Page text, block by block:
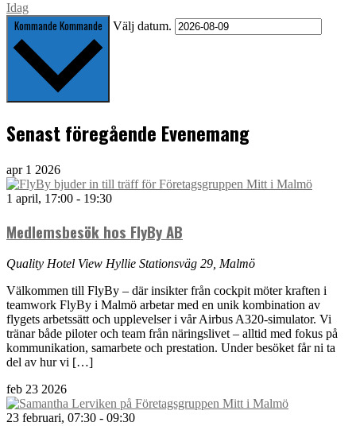
Idag
Kommande Kommande Välj datum.
Senast föregående Evenemang
apr 1 2026
1 april, 17:00 - 19:30
Medlemsbesök hos FlyBy AB
Quality Hotel View Hyllie Stationsväg 29, Malmö
Välkommen till FlyBy – där insikter från cockpit möter kraften i
teamwork FlyBy i Malmö arbetar med en unik kombination av
flygets arbetssätt och upplevelser i vår Airbus A320-simulator. Vi
tränar både piloter och team från näringslivet – alltid med fokus på
kommunikation, samarbete och prestation. Under besöket får ni ta
del av hur vi […]
feb 23 2026
23 februari, 07:30 - 09:30